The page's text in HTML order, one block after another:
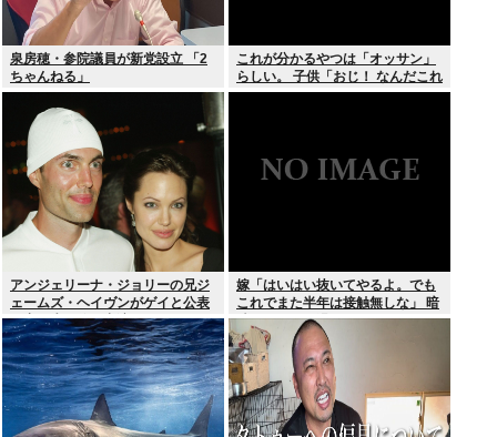
泉房穂・参院議員が新党設立 「2
ちゃんねる」
これが分かるやつは「オッサン」
らしい。 子供「おじ！ なんだこれ
は！」
アンジェリーナ・ジョリーの兄ジ
ェームズ・ヘイヴンがゲイと公表
元妻の生配信に出演しカミングア
ウト ヤフコメ「顔見ればわかる」
嫁「はいはい抜いてやるよ。でも
これでまた半年は接触無しな」 暗
黙のこれツラ過ぎるだろ